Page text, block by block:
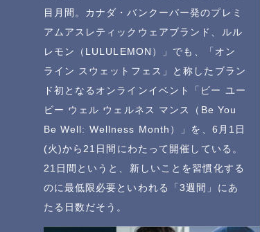
目月間。カナダ・バンクーバー発のプレミ
アムアスレティックウェアブランド、ルル
レモン（LULULEMON）」でも、「オン
ライン スウェットフェス」と称したブラン
ド初となるオンラインイベント「ビー ユー
ビー ウェル ウェルネス マンス（Be You
Be Well: Wellness Month）」を、6月1日
(火)から21日間にわたって開催している。
21日間というと、新しいことを習慣化する
のに最低限必要といわれる「3週間」にあ
たる日数だそう。